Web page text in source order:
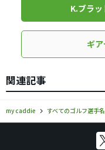
K.ブラ
ギ
関連記事
my caddie すべてのゴルフ選手